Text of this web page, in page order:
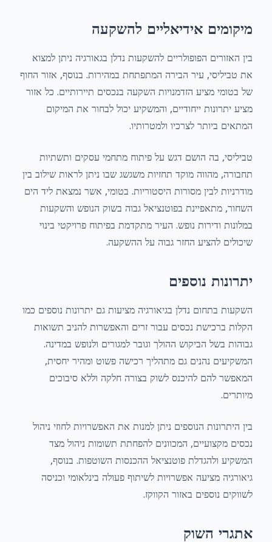
מיקומים אידיאליים להשקעה
בין האזורים הפופולריים להשקעות נדלן בגאורגיה ניתן למצוא
את טביליסי, עיר הבירה המתפתחת במהירות. בנוסף, אזור החוף
של בטומי מציע הזדמנויות השקעה בנכסים תיירותיים. כל אזור
מציע יתרונות ייחודיים, והמשקיע יכול לבחור את המיקום
המתאים ביותר לצרכיו ולמטרותיו.
טביליסי, בה הושם דגש על פיתוח מתחמי עסקים ותשתיות
תחבורה, מהווה מוקד תחזיות משגשג שבו ניתן לראות שילוב בין
מודרניות לבין מסורות היסטוריות. בטומי, אשר נמצאת ליד הים
השחור, מתאפיינת בפוטנציאל גבוה בשוק הנופש והשקעות
במלונות ודירות נופש. העיר מתקדמת בפיתוח פרויקטי בינוי
שיכולים להציע החזר גבוה על ההשקעה.
יתרונות נוספים
השקעות בתחום נדלן בגיאורגיה מציעות גם יתרונות נוספים כמו
הקלות ברכישת נכסים עבור זרים והאפשרות להניב תשואות
גבוהות בשל הביקוש ההולך וגובר למגורים ולנופש במדינה.
המשקיעים נהנים גם מתהליך רכישה פשוט ומהיר יחסית,
המאפשר להם להיכנס לשוק בצורה חלקה וללא סיבוכים
מיותרים.
בין היתרונות הנוספים ניתן למנות את האפשרויות לחוזי ניהול
נכסים מקצועיים, המכוונים להפחתת תשומות ניהול מצד
המשקיע ולהגדלת פוטנציאל ההכנסות השוטפות. בנוסף,
גיאורגיה מציעה אפשרויות לשיתוף פעולה בינלאומי וכניסה
לשווקים נוספים באזור הקווקז.
אתגרי השוק